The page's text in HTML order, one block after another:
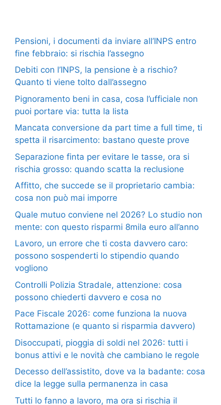
Pensioni, i documenti da inviare all’INPS entro
fine febbraio: si rischia l’assegno
Debiti con l’INPS, la pensione è a rischio?
Quanto ti viene tolto dall’assegno
Pignoramento beni in casa, cosa l’ufficiale non
puoi portare via: tutta la lista
Mancata conversione da part time a full time, ti
spetta il risarcimento: bastano queste prove
Separazione finta per evitare le tasse, ora si
rischia grosso: quando scatta la reclusione
Affitto, che succede se il proprietario cambia:
cosa non può mai imporre
Quale mutuo conviene nel 2026? Lo studio non
mente: con questo risparmi 8mila euro all’anno
Lavoro, un errore che ti costa davvero caro:
possono sospenderti lo stipendio quando
vogliono
Controlli Polizia Stradale, attenzione: cosa
possono chiederti davvero e cosa no
Pace Fiscale 2026: come funziona la nuova
Rottamazione (e quanto si risparmia davvero)
Disoccupati, pioggia di soldi nel 2026: tutti i
bonus attivi e le novità che cambiano le regole
Decesso dell’assistito, dove va la badante: cosa
dice la legge sulla permanenza in casa
Tutti lo fanno a lavoro, ma ora si rischia il